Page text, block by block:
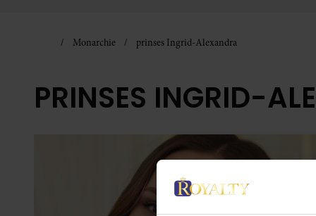
Monarchie prinses Ingrid-Alexandra
PRINSES INGRID-